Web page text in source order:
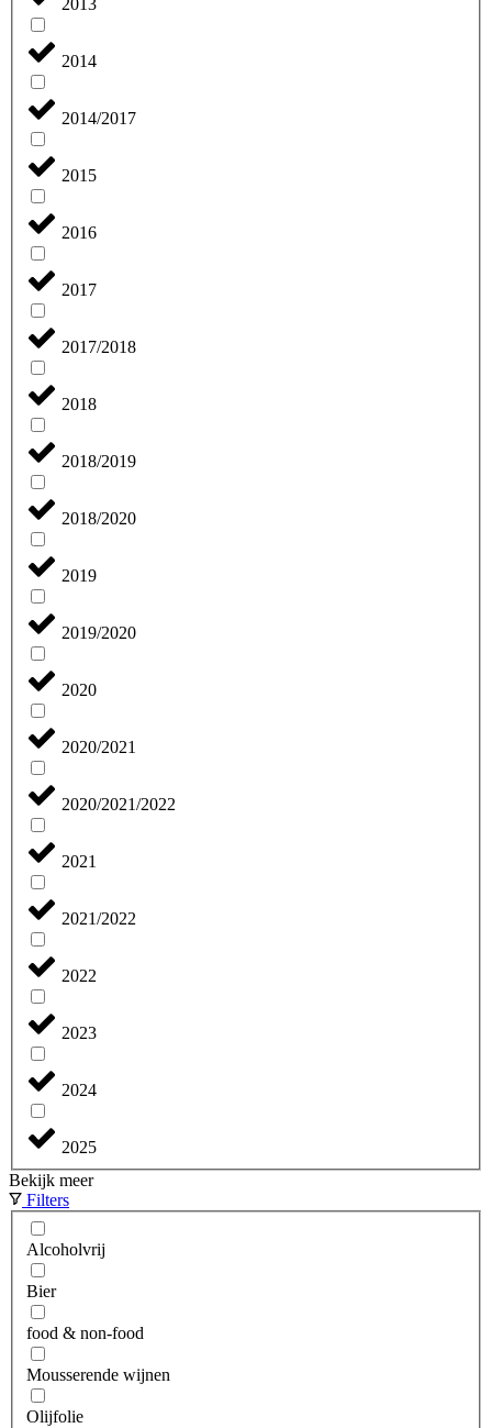
2014
2014/2017
2015
2016
2017
2017/2018
2018
2018/2019
2018/2020
2019
2019/2020
2020
2020/2021
2020/2021/2022
2021
2021/2022
2022
2023
2024
2025
Bekijk meer
Filters
Alcoholvrij
Bier
food & non-food
Mousserende wijnen
Olijfolie